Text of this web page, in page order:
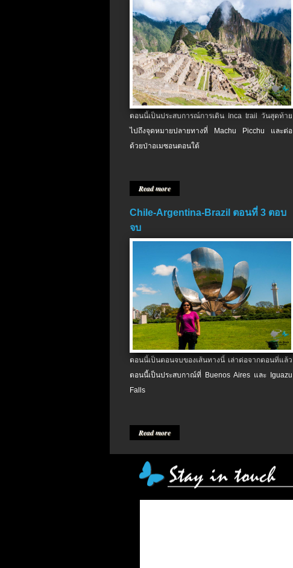
ตอนนี้เป็นประสบการณ์การเดิน Inca trail วันสุดท้าย
ไปถึงจุดหมายปลายทางที่ Machu Picchu และต่อ
ด้วยป่าอเมซอนตอนใต้
Read more
Chile-Argentina-Brazil ตอนที่ 3 ตอบ
จบ
ตอนนี้เป็นตอนจบของเส้นทางนี้ เล่าต่อจากตอนที่แล้ว
ตอนนี้เป็นประสบกาณ์ที่ Buenos Aires และ Iguazu
Falls
Read more